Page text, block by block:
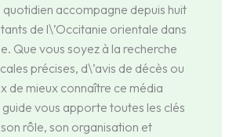
quotidien accompagne depuis huit
de l\’Occitanie orientale dans
Que vous soyez à la recherche
précises, d\’avis de décès ou
de mieux connaître ce média
vous apporte toutes les clés
rôle, son organisation et